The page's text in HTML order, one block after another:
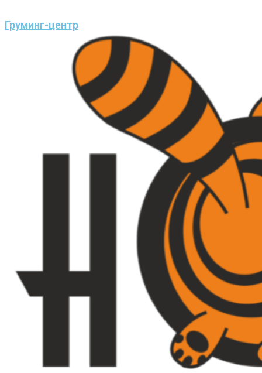
Груминг-центр